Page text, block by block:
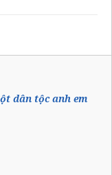
dân tộc anh em